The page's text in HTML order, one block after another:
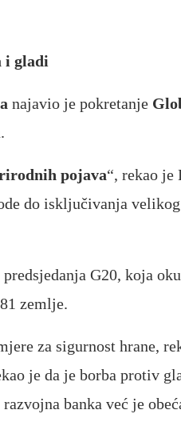
i gladi
najavio je pokretanje
pojava“, rekao je
do isključivanja
G20, koja
zemlje.
za sigurnost hrane,
je da je borba protiv
banka već je